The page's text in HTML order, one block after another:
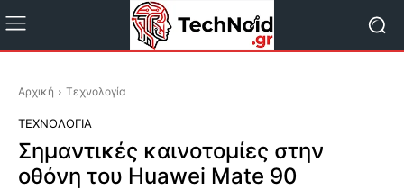
Αρχική Τεχνολογία
ΤΕΧΝΟΛΟΓΊΑ
Σημαντικές καινοτομίες στην
οθόνη του Huawei Mate 90